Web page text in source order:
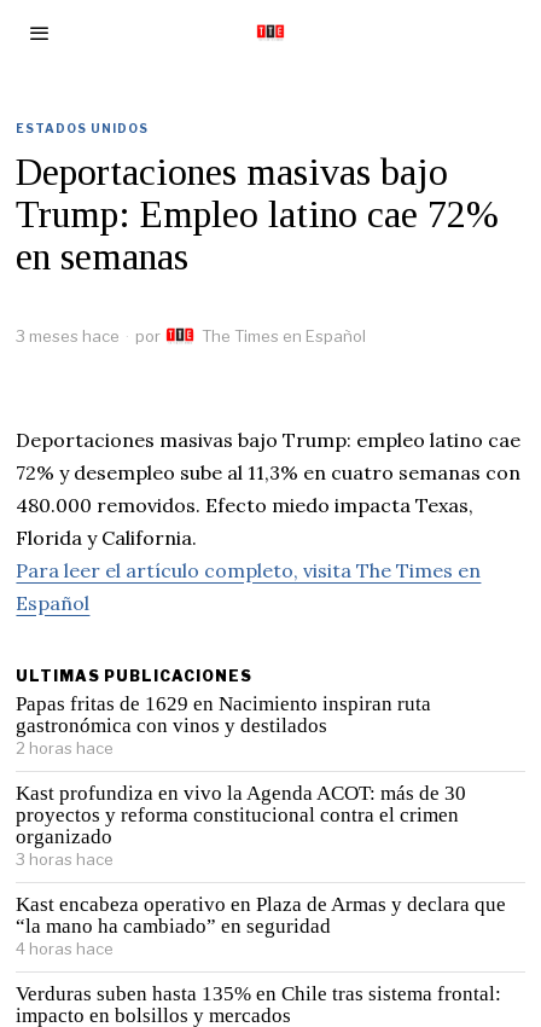
ESTADOS UNIDOS
Deportaciones masivas bajo
Trump: Empleo latino cae 72%
en semanas
3 meses hace por The Times en Español
Deportaciones masivas bajo Trump: empleo latino cae
72% y desempleo sube al 11,3% en cuatro semanas con
480.000 removidos. Efecto miedo impacta Texas,
Florida y California.
Para leer el artículo completo, visita The Times en
Español
ULTIMAS PUBLICACIONES
Papas fritas de 1629 en Nacimiento inspiran ruta
gastronómica con vinos y destilados
2 horas hace
Kast profundiza en vivo la Agenda ACOT: más de 30
proyectos y reforma constitucional contra el crimen
organizado
3 horas hace
Kast encabeza operativo en Plaza de Armas y declara que
“la mano ha cambiado” en seguridad
4 horas hace
Verduras suben hasta 135% en Chile tras sistema frontal:
impacto en bolsillos y mercados